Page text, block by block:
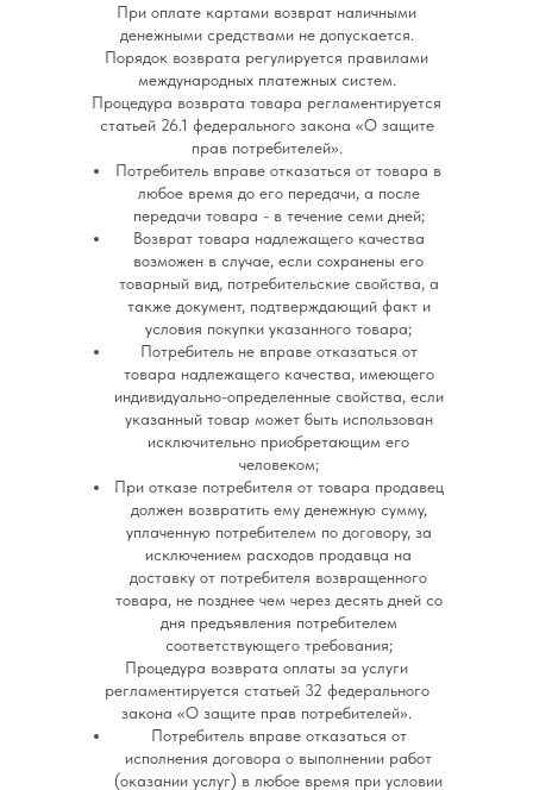
При оплате картами возврат наличными
денежными средствами не допускается.
Порядок возврата регулируется правилами
международных платежных систем.
Процедура возврата товара регламентируется
статьей 26.1 федерального закона «О защите
прав потребителей».
Потребитель вправе отказаться от товара в
любое время до его передачи, а после
передачи товара - в течение семи дней;
Возврат товара надлежащего качества
возможен в случае, если сохранены его
товарный вид, потребительские свойства, а
также документ, подтверждающий факт и
условия покупки указанного товара;
Потребитель не вправе отказаться от
товара надлежащего качества, имеющего
индивидуально-определенные свойства, если
указанный товар может быть использован
исключительно приобретающим его
человеком;
При отказе потребителя от товара продавец
должен возвратить ему денежную сумму,
уплаченную потребителем по договору, за
исключением расходов продавца на
доставку от потребителя возвращенного
товара, не позднее чем через десять дней со
дня предъявления потребителем
соответствующего требования;
Процедура возврата оплаты за услуги
регламентируется статьей 32 федерального
закона «О защите прав потребителей».
Потребитель вправе отказаться от
исполнения договора о выполнении работ
(оказании услуг) в любое время при условии